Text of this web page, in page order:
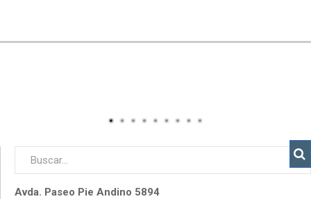
Avda. Paseo Pie Andino 5894